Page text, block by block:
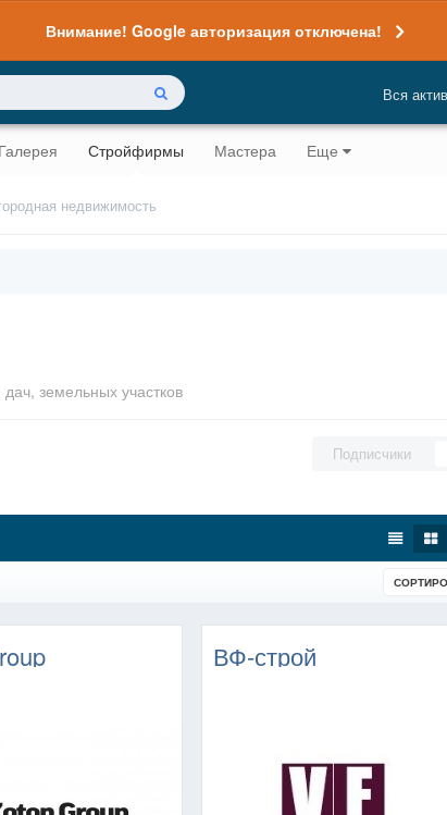
Внимание! Google авторизация отключена!
Вся
Галерея Стройфирмы Мастера Еще
недвижимость
земельных участков
Подписчики
ВФ-строй